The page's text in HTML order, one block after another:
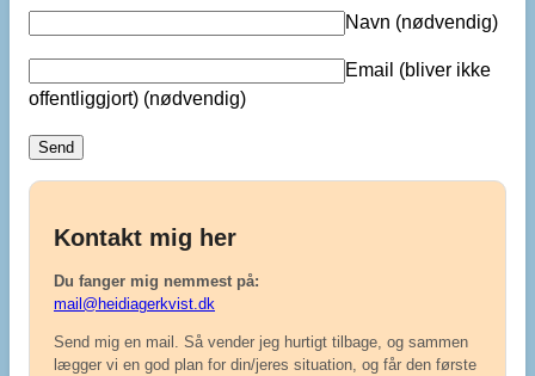
Navn (nødvendig)
Email (bliver ikke
offentliggjort) (nødvendig)
Kontakt mig her
Du fanger mig nemmest på:
mail@heidiagerkvist.dk
Send mig en mail. Så vender jeg hurtigt tilbage, og sammen
lægger vi en god plan for din/jeres situation, og får den første